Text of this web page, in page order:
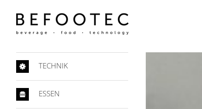
TECHNIK
ESSEN